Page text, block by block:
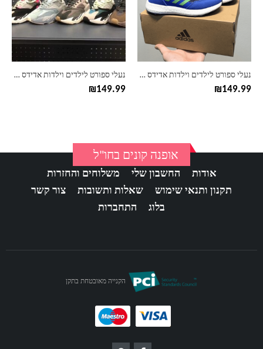
נעלי ספורט לילדים וילדות אדידס ADIDAS – דגם צבעוני
₪149.99
סוגים.
ניתן
לבחור
האפשרויות
בעמוד
נעלי ספורט לילדים וילדות אדידס ADIDAS – דגם מיקס
₪149.99
סוגים.
ניתן
לבחור
את
האפשרויות
בעמוד
אופנה קונים בחו"ל
אודות החשבון שלי
משלוחים והחזרות
תקנון ותנאי שימוש
שאלות ותשובות
צור קשר
בלוג
התחברות
הקנייה מאובטחת בתקן